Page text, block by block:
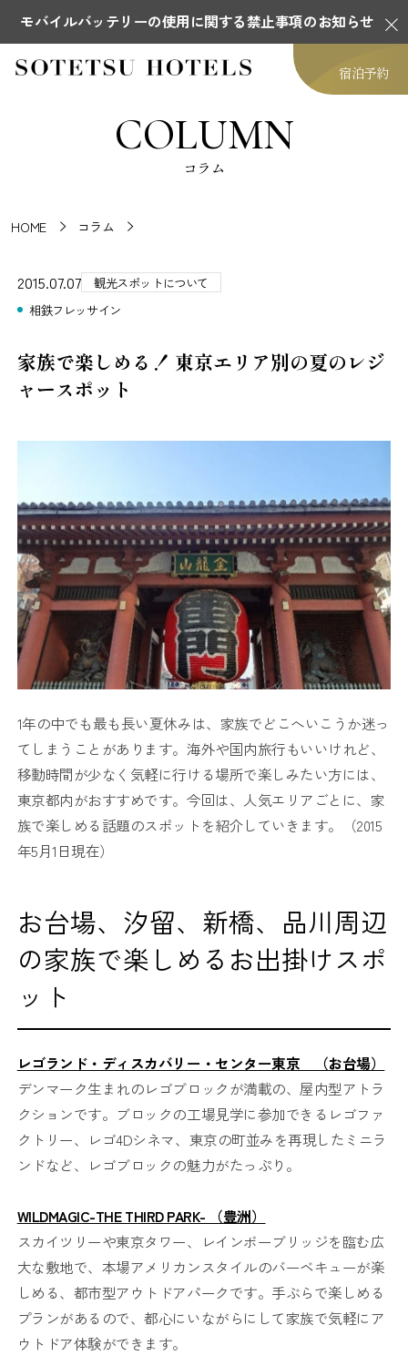
モバイルバッテリーの使用に関する禁止事項のお知らせ
宿泊予約
COLUMN
コラム
HOME コラム
2015.07.07
観光スポットについて
相鉄フレッサイン
家族で楽しめる！ 東京エリア別の夏のレジ
ャースポット
1年の中でも最も長い夏休みは、家族でどこへいこうか迷っ
てしまうことがあります。海外や国内旅行もいいけれど、
移動時間が少なく気軽に行ける場所で楽しみたい方には、
東京都内がおすすめです。今回は、人気エリアごとに、家
族で楽しめる話題のスポットを紹介していきます。（2015
年5月1日現在）
お台場、汐留、新橋、品川周辺
の家族で楽しめるお出掛けスポ
ット
レゴランド・ディスカバリー・センター東京 （お台場）
デンマーク生まれのレゴブロックが満載の、屋内型アトラ
クションです。ブロックの工場見学に参加できるレゴファ
クトリー、レゴ4Dシネマ、東京の町並みを再現したミニラ
ンドなど、レゴブロックの魅力がたっぷり。
WILDMAGIC-THE THIRD PARK- （豊洲）
スカイツリーや東京タワー、レインボーブリッジを臨む広
大な敷地で、本場アメリカンスタイルのバーベキューが楽
しめる、都市型アウトドアパークです。手ぶらで楽しめる
プランがあるので、都心にいながらにして家族で気軽にア
ウトドア体験ができます。